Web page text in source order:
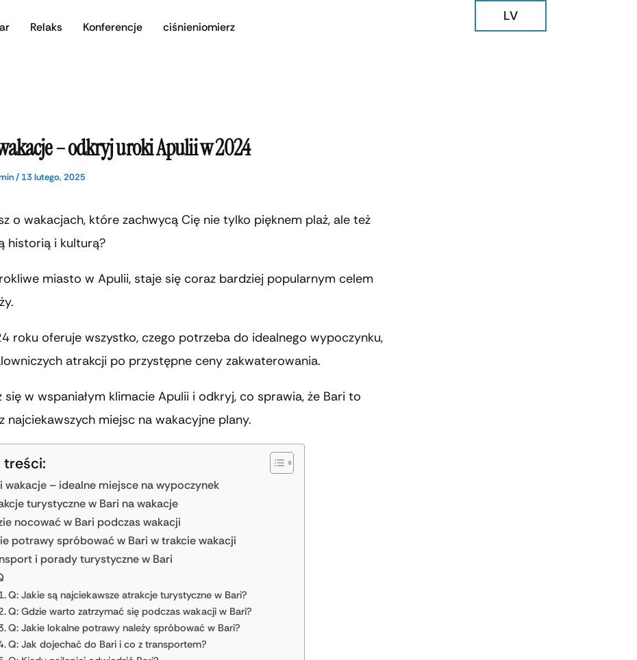
Relaks Konferencje ciśnieniomierz
LV
– odkryj uroki Apulii w 2024
/ 13 lutego, 2025
o wakacjach, które zachwycą Cię nie tylko pięknem plaż, ale też
historią i kulturą?
miasto w Apulii, staje się coraz bardziej popularnym celem
roku oferuje wszystko, czego potrzeba do idealnego wypoczynku,
atrakcji po przystępne ceny zakwaterowania.
się w wspaniałym klimacie Apulii i odkryj, co sprawia, że Bari to
najciekawszych miejsc na wakacyjne plany.
treści:
wakacje – idealne miejsce na wypoczynek
turystyczne w Bari na wakacje
nocować w Bari podczas wakacji
potrawy spróbować w Bari w trakcie wakacji
i porady turystyczne w Bari
Q: Jakie są najciekawsze atrakcje turystyczne w Bari?
Q: Gdzie warto zatrzymać się podczas wakacji w Bari?
Q: Jakie lokalne potrawy należy spróbować w Bari?
Q: Jak dojechać do Bari i co z transportem?